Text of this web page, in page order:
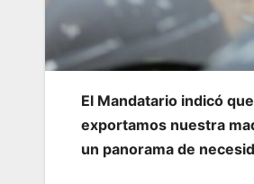
El Mandatario indicó
exportamos nuestra
un panorama de